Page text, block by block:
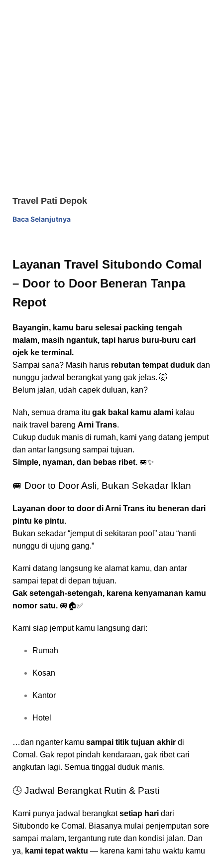
Travel Pati Depok
Baca Selanjutnya
Layanan Travel Situbondo Comal
– Door to Door Beneran Tanpa
Repot
Bayangin, kamu baru selesai packing tengah
malam, masih ngantuk, tapi harus buru-buru cari
ojek ke terminal.
Sampai sana? Masih harus rebutan tempat duduk dan
nunggu jadwal berangkat yang gak jelas. 🤯
Belum jalan, udah capek duluan, kan?
Nah, semua drama itu gak bakal kamu alami kalau
naik travel bareng Arni Trans.
Cukup duduk manis di rumah, kami yang datang jemput
dan antar langsung sampai tujuan.
Simple, nyaman, dan bebas ribet. 🚐✨
🚐 Door to Door Asli, Bukan Sekadar Iklan
Layanan door to door di Arni Trans itu beneran dari
pintu ke pintu.
Bukan sekadar “jemput di sekitaran pool” atau “nanti
nunggu di ujung gang.”
Kami datang langsung ke alamat kamu, dan antar
sampai tepat di depan tujuan.
Gak setengah-setengah, karena kenyamanan kamu
nomor satu. 🚐🏠✅
Kami siap jemput kamu langsung dari:
Rumah
Kosan
Kantor
Hotel
…dan nganter kamu sampai titik tujuan akhir di
Comal. Gak repot pindah kendaraan, gak ribet cari
angkutan lagi. Semua tinggal duduk manis.
🕓 Jadwal Berangkat Rutin & Pasti
Kami punya jadwal berangkatsetiap hari dari
Situbondo ke Comal. Biasanya mulai penjemputan sore
sampai malam, tergantung rute dan kondisi jalan. Dan
ya, kami tepat waktu — karena kami tahu waktu kamu